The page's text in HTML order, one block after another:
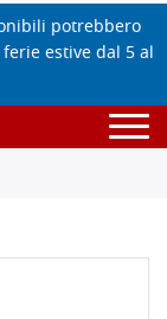
potrebbero
estive dal 5 al